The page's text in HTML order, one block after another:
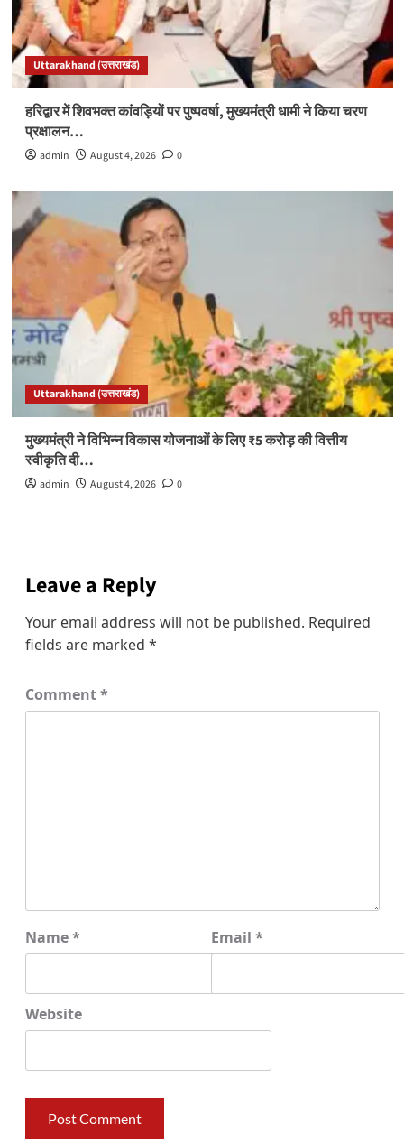
Uttarakhand (उत्तराखंड)
हरिद्वार में शिवभक्त कांवड़ियों पर पुष्पवर्षा, मुख्यमंत्री धामी ने किया चरण
प्रक्षालन…
admin August 4, 2026 0
Uttarakhand (उत्तराखंड)
मुख्यमंत्री ने विभिन्न विकास योजनाओं के लिए ₹5 करोड़ की वित्तीय
स्वीकृति दी…
admin August 4, 2026 0
Leave a Reply
Your email address will not be published. Required
fields are marked *
Comment*
Name* Email *
Website